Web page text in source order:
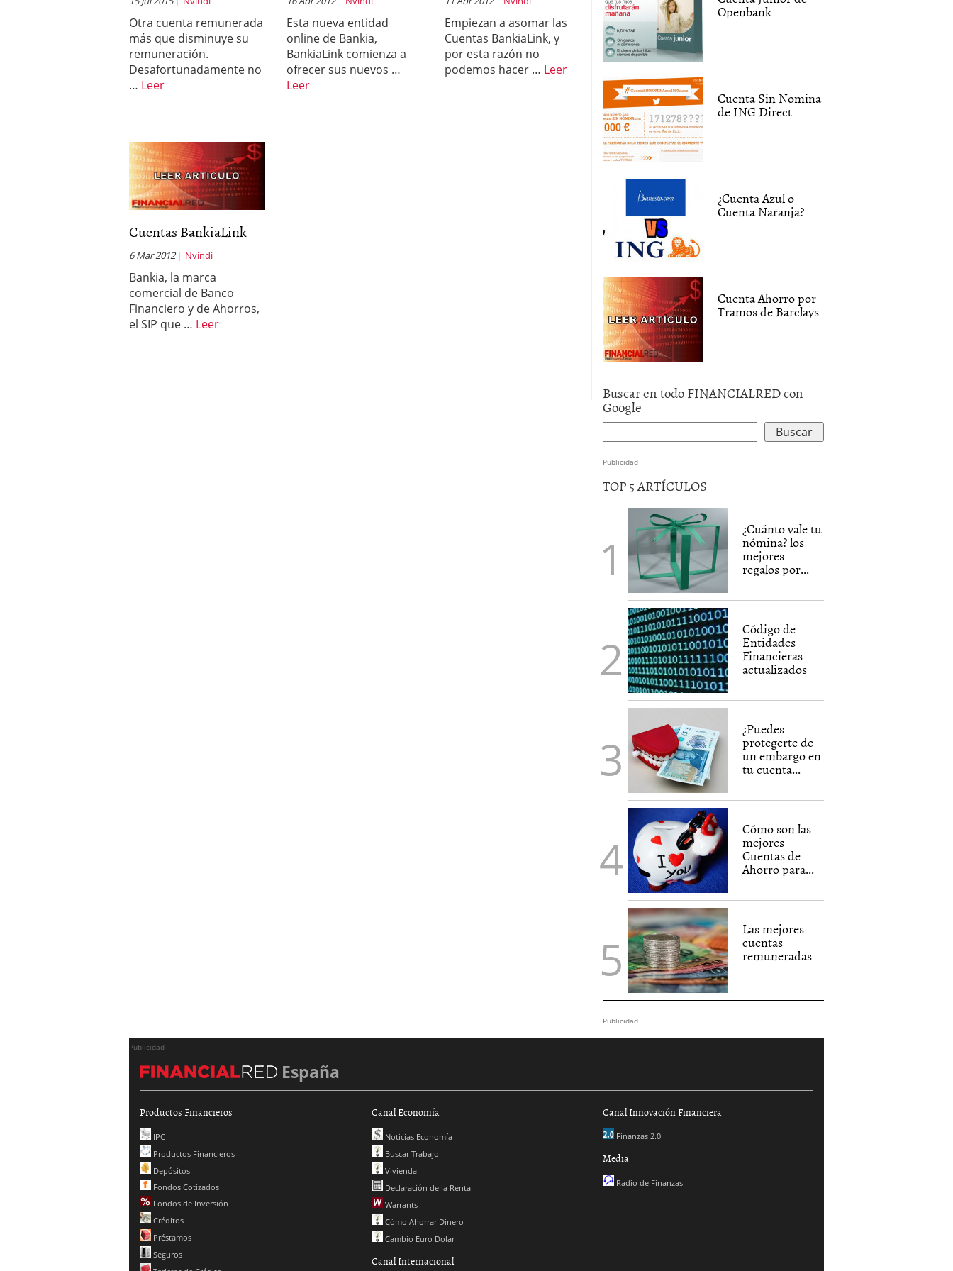
Otra cuenta remunerada
más que disminuye su
remuneración.
Desafortunadamente no
… Leer
Esta nueva entidad
online de Bankia,
BankiaLink comienza a
ofrecer sus nuevos …
Leer
Empiezan a asomar las
Cuentas BankiaLink, y
por esta razón no
podemos hacer … Leer
Cuentas BankiaLink
6 Mar 2012 Nvindi
Bankia, la marca
comercial de Banco
Financiero y de Ahorros,
el SIP que … Leer
Openbank
Cuenta Sin Nomina
de ING Direct
¿Cuenta Azul o
Cuenta Naranja?
Cuenta Ahorro por
Tramos de Barclays
Buscar en todo FINANCIALRED con
Google
Publicidad
TOP 5 ARTÍCULOS
¿Cuánto vale tu
nómina? los
mejores
regalos por...
Código de
Entidades
Financieras
actualizados
¿Puedes
protegerte de
un embargo en
tu cuenta...
Cómo son las
mejores
Cuentas de
Ahorro para...
Las mejores
cuentas
remuneradas
Publicidad
Publicidad
España
Productos Financieros
IPC
Productos Financieros
Depósitos
Fondos Cotizados
Fondos de Inversión
Créditos
Préstamos
Seguros
Canal Economía
Noticias Economía
Buscar Trabajo
Vivienda
Declaración de la Renta
Warrants
Cómo Ahorrar Dinero
Cambio Euro Dolar
Canal Internacional
Canal Innovación Financiera
Finanzas 2.0
Media
Radio de Finanzas